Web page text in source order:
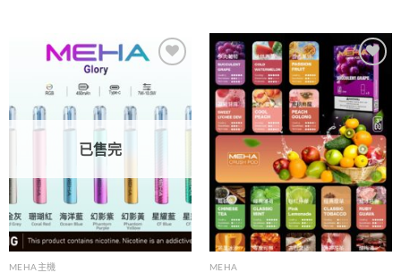
wishlist
已售完
MEHA主機
Add to
wishlist
MEHA